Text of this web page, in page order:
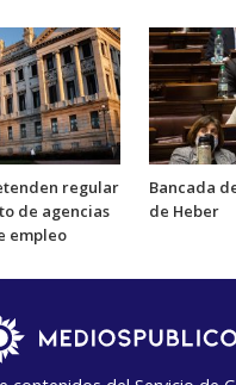
regular
de agencias
empleo
Bancada
de Heber